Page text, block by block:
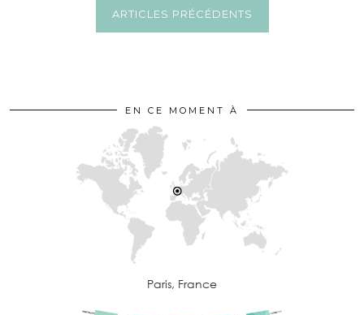
ARTICLES PRÉCÉDENTS
EN CE MOMENT À
Paris, France